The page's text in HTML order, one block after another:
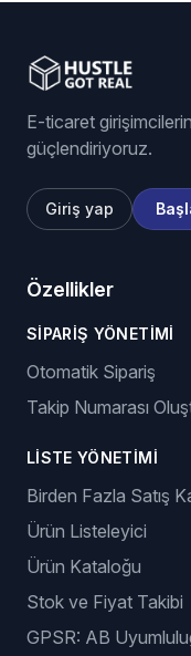
E-ticaret
güçlendiriyoruz.
Giriş yap
Özellikler
SIPARIŞ YÖNETIMI
Otomatik Sipariş
Takip Numarası
LISTE YÖNETIMI
Birden Fazla Satış
Ürün Listeleyici
Ürün Kataloğu
Stok ve Fiyat Takibi
GPSR: AB